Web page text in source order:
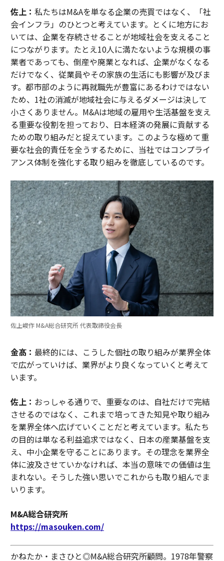
佐上： 私たちはM&Aを単なる企業の売買ではなく、「社
会インフラ」のひとつと考えています。とくに地方にお
いては、企業を存続させることが地域社会を支えること
につながります。たとえ10人に満たないような規模の事
業者であっても、倒産や廃業となれば、企業がなくなる
だけでなく、従業員やその家族の生活にも影響が及びま
す。都市部のように再就職先が豊富にあるわけではない
ため、1社の消滅が地域社会に与えるダメージは決して
小さくありません。M&Aは地域の雇用や生活基盤を支え
る重要な役割を担っており、日本経済の発展に貢献する
ための取り組みだと捉えています。このような極めて重
要な社会的責任を全うするために、当社ではコンプライ
アンス体制を強化する取り組みを徹底しているのです。
佐上峻作 M&A総合研究所 代表取締役会長
金髙： 最終的には、こうした個社の取り組みが業界全体
で広がっていけば、業界がより良くなっていくと考えて
います。
佐上： おっしゃる通りで、重要なのは、自社だけで完結
させるのではなく、これまで培ってきた知見や取り組み
を業界全体へ広げていくことだと考えています。私たち
の目的は単なる利益追求ではなく、日本の産業基盤を支
え、中小企業を守ることにあります。その理念を業界全
体に波及させていかなければ、本当の意味での価値は生
まれない。そうした強い思いでこれからも取り組んでま
いります。
M&A総合研究所
https://masouken.com/
かねたか・まさひと◎M&A総合研究所顧問。1978年警察